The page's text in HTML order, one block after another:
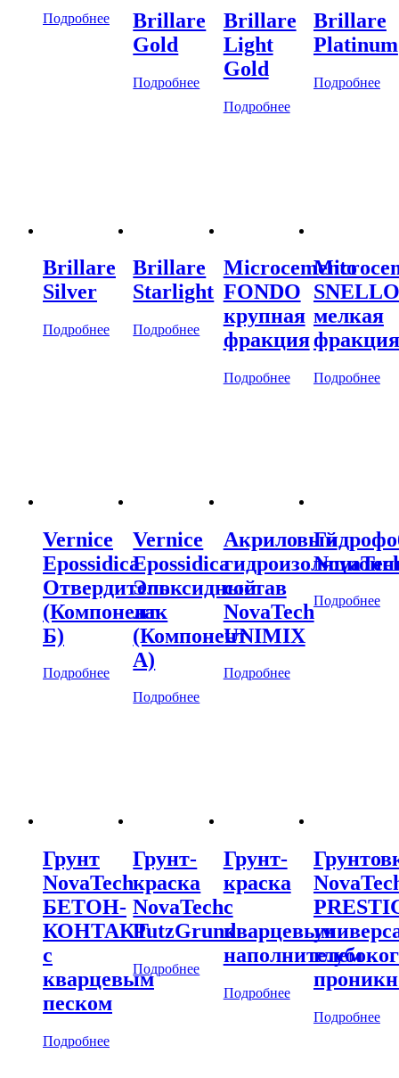
Подробнее
Brillare
Gold
Подробнее
Brillare
Light
Gold
Подробнее
Brillare
Platinum
Подробнее
Brillare
Silver
Подробнее
Brillare
Starlight
Подробнее
Microcemento
FONDO
крупная
фракция
Подробнее
SNELLO
мелкая
фракция
Подробнее
Vernice
Epossidica
Отвердитель
(Компонент
Б)
Подробнее
Vernice
Epossidica
Эпоксидный
лак
(Компонент
А)
Подробнее
Акриловый
состав
NovaTech
UNIMIX
Подробнее
Подробнее
Грунт
NovaTech
БЕТОН-
КОНТАКТ
с
кварцевым
песком
Подробнее
Грунт-
краска
NovaTech
PutzGrund
Подробнее
Грунт-
краска
с
кварцевым
наполнителем
Подробнее
Подробнее